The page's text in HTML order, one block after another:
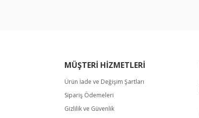
Gönder
MÜŞTERİ HİZMETLERİ
Ürün İade ve Değişim Şartları
Sipariş Ödemeleri
Gizlilik ve Güvenlik